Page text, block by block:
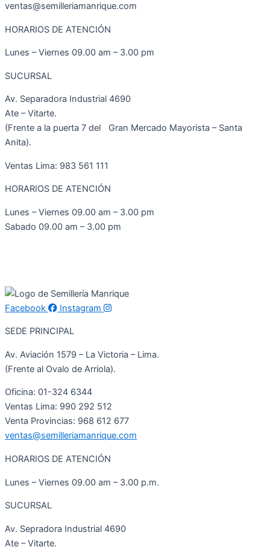
ventas@semilleriamanrique.com
HORARIOS DE ATENCIÓN
Lunes – Viernes 09.00 am – 3.00 pm
SUCURSAL
Av. Separadora Industrial 4690
Ate – Vitarte.
(Frente a la puerta 7 del Gran Mercado Mayorista – Santa
Anita).
Ventas Lima: 983 561 111
HORARIOS DE ATENCIÓN
Lunes – Viernes 09.00 am – 3.00 pm
Sabado 09.00 am – 3.00 pm
Facebook Instagram
SEDE PRINCIPAL
Av. Aviación 1579 – La Victoria – Lima.
(Frente al Ovalo de Arriola).
Oficina: 01-324 6344
Ventas Lima: 990 292 512
Venta Provincias: 968 612 677
ventas@semilleriamanrique.com
HORARIOS DE ATENCIÓN
Lunes – Viernes 09.00 am – 3.00 p.m.
SUCURSAL
Av. Sepradora Industrial 4690
Ate – Vitarte.